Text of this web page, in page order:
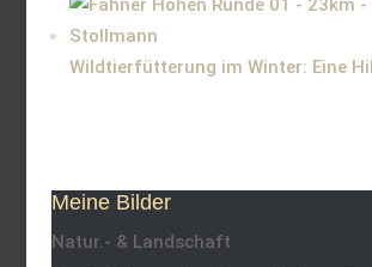
Wildtierfütterung im Winter: Eine
Meine Bilder
Natur.- & Landschaft